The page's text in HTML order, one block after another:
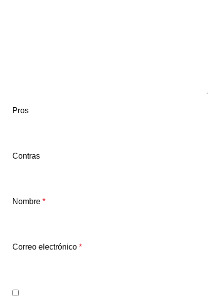
Pros
Contras
Nombre *
Correo electrónico *